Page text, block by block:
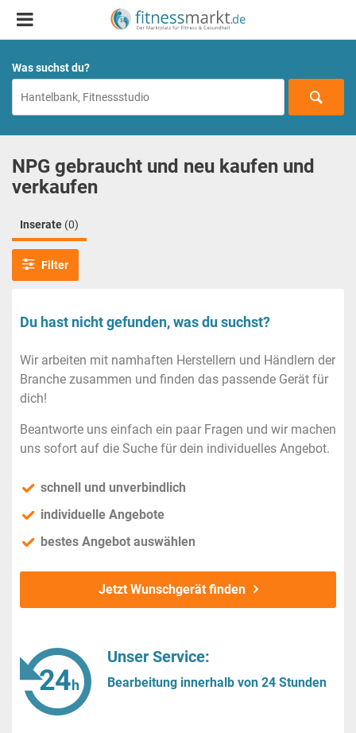
Was suchst du?
NPG gebraucht und neu kaufen und
verkaufen
Inserate (0)
Filter
Du hast nicht gefunden, was du suchst?
Wir arbeiten mit namhaften Herstellern und Händlern der
Branche zusammen und finden das passende Gerät für
dich!
Beantworte uns einfach ein paar Fragen und wir machen
uns sofort auf die Suche für dein individuelles Angebot.
schnell und unverbindlich
individuelle Angebote
bestes Angebot auswählen
Jetzt Wunschgerät finden
Unser Service:
Bearbeitung innerhalb von 24 Stunden